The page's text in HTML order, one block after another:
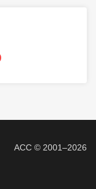
АСС © 2001–2026